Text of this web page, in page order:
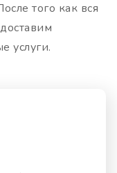
того как вся
услуги.